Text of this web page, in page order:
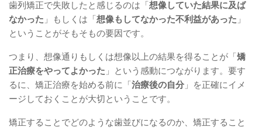
歯列矯正で失敗したと感じるのは「 想像していた結果に及ば
なかった 」もしくは「 想像もしてなかった不利益があった 」
ということがそもそもの要因です。
つまり、想像通りもしくは想像以上の結果を得ることが「 矯
正治療をやってよかった 」という感動につながります。要す
るに、矯正治療を始める前に「 治療後の自分 」を正確にイメ
ージしておくことが大切ということです。
矯正することでどのような歯並びになるのか、矯正すること